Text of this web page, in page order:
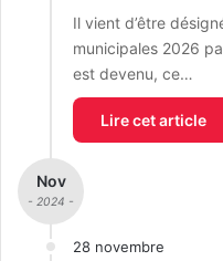
Il vient d’être
municipales 2026
est devenu, ce…
Lire cet article
Nov
- 2024 -
28 novembre